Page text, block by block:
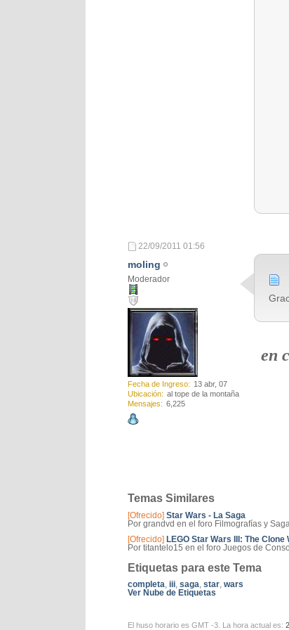
22/09/2011 01:56
moling
Moderador
Fecha de Ingreso
13 abr, 07
Ubicación
al tope de la montaña
Mensajes
6,225
en
Temas Similares
[Ofrecido] Star Wars - La Saga
Por grandvd en el foro Filmografías y
[Ofrecido] LEGO Star Wars III: The
Por titantelo15 en el foro Juegos de
Etiquetas para este Tema
completa, iii, saga, star, wars
Ver Nube de Etiquetas
El huso horario es GMT -3. La hora actual es: